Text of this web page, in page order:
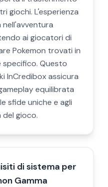
giochi. L'esperienza
ai giocatori di
Pokemon trovati in
Questo
InCredibox assicura
equilibrata
sfide uniche e agli
gioco.
di sistema per
Gamma